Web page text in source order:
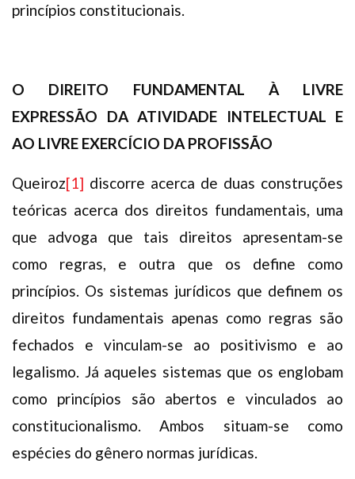
princípios constitucionais.
O DIREITO FUNDAMENTAL À LIVRE
EXPRESSÃO DA ATIVIDADE INTELECTUAL E
AO LIVRE EXERCÍCIO DA PROFISSÃO
Queiroz[1] discorre acerca de duas construções
teóricas acerca dos direitos fundamentais, uma
que advoga que tais direitos apresentam-se
como regras, e outra que os define como
princípios. Os sistemas jurídicos que definem os
direitos fundamentais apenas como regras são
fechados e vinculam-se ao positivismo e ao
legalismo. Já aqueles sistemas que os englobam
como princípios são abertos e vinculados ao
constitucionalismo. Ambos situam-se como
espécies do gênero normas jurídicas.